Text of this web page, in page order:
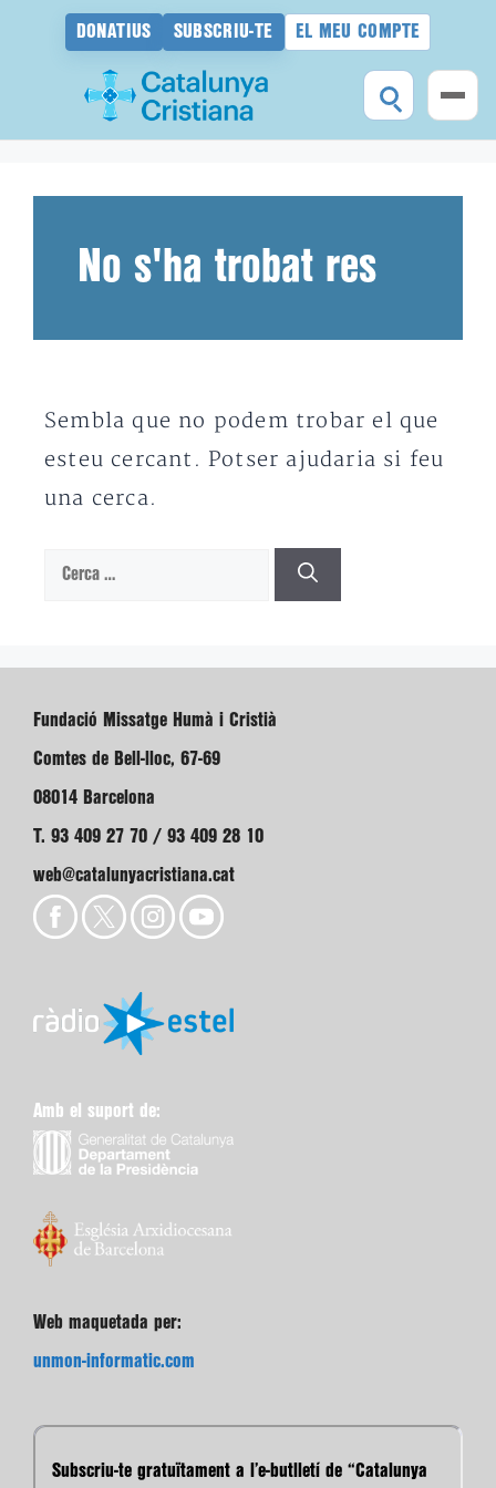
DONATIUS SUBSCRIU-TE EL MEU COMPTE
No s'ha trobat res
Sembla que no podem trobar el que
esteu cercant. Potser ajudaria si feu
una cerca.
Cerca:
Fundació Missatge Humà i Cristià
Comtes de Bell-lloc, 67-69
08014 Barcelona
T. 93 409 27 70 / 93 409 28 10
web@catalunyacristiana.cat
Amb el suport de:
Web maquetada per:
unmon-informatic.com
Subscriu-te gratuïtament a l’e-butlletí de “Catalunya